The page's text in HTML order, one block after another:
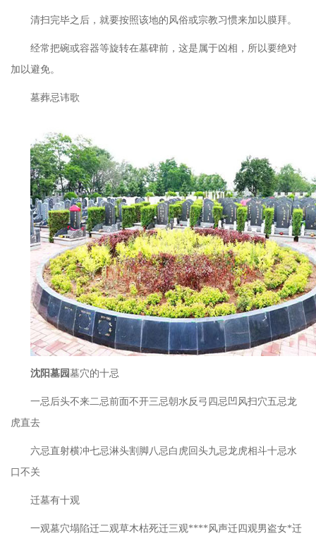
清扫完毕之后，就要按照该地的风俗或宗教习惯来加以膜拜。
经常把碗或容器等旋转在墓碑前，这是属于凶相，所以要绝对
加以避免。
墓葬忌讳歌
沈阳墓园墓穴的十忌
一忌后头不来二忌前面不开三忌朝水反弓四忌凹风扫穴五忌龙
虎直去
六忌直射横冲七忌淋头割脚八忌白虎回头九忌龙虎相斗十忌水
口不关
迁墓有十观
一观墓穴塌陷迁二观草木枯死迁三观****风声迁四观男盗女*迁